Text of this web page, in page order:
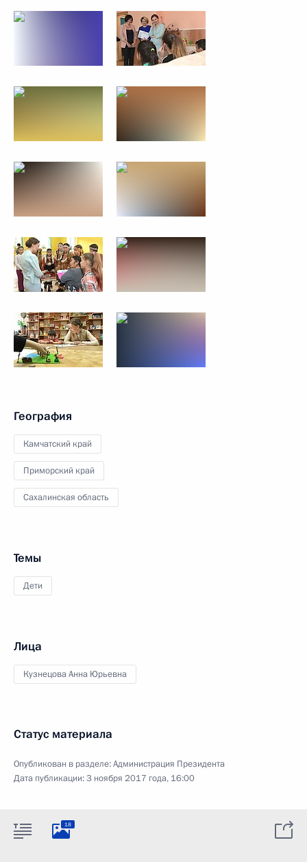
География
Камчатский край
Приморский край
Сахалинская область
Темы
Дети
Лица
Кузнецова Анна Юрьевна
Статус материала
Опубликован в разделе:Администрация Президента
Дата публикации:3 ноября 2017 года, 16:00
18